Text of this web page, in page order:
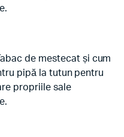
de mestecat și cum
pipă la tutun pentru
propriile sale